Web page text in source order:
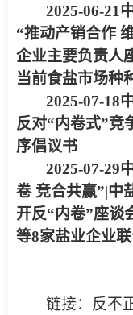
2025-06-21
“推动产销合作
企业主要负责人
当前食盐市场种
2025-07-18
反对“内卷式”竞
序倡议书
2025-07-29
卷 竞合共赢”|中
开反“内卷”座谈
等8家盐业企业
链接： 反不